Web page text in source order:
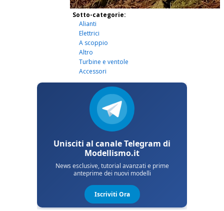
Sotto-categorie:
Alianti
Elettrici
A scoppio
Altro
Turbine e ventole
Accessori